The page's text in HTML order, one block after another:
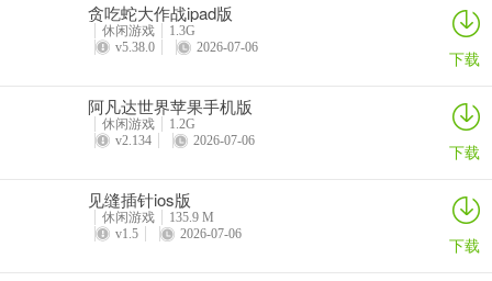
4、操作非常简单，每个按钮的设置都非常简单易用
2、整场比赛的操作技巧非常简单，众多情节发展非常迅速，趣味十
贪吃蛇大作战ipad版
休闲游戏
1.3G
v5.38.0
2026-07-06 下载
阿凡达世界苹果手机版
休闲游戏
1.2G
v2.134
2026-07-06 下载
见缝插针ios版
休闲游戏
135.9 M
v1.5
2026-07-06 下载